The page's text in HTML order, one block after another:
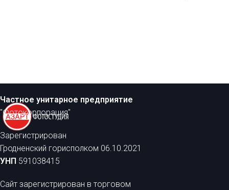
Частное унитарное предприятие
"Фотокорпорация"
Зарегистрирован
Гродненский горисполком 06.10.2021
УНП 591038415
Сайт зарегистрирован в торговом